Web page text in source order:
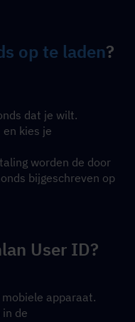
op te laden?
dat je wilt.
kies je
worden de door
bijgeschreven op
User ID?
mobiele apparaat.
de